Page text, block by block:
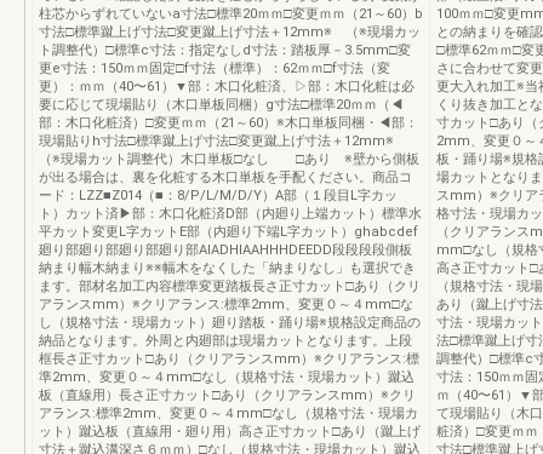
柱芯からずれていないa寸法□標準20ｍｍ□変更ｍｍ（21～60）b
寸法□標準蹴上げ寸法□変更蹴上げ寸法＋12mm※ （※現場カッ
ト調整代）□標準c寸法：指定なしd寸法：踏板厚－3.5mm□変
更e寸法：150ｍｍ固定□f寸法（標準）：62ｍｍ□f寸法（変
更）：ｍｍ（40〜61）▼部：木口化粧済、▷部：木口化粧は必
要に応じて現場貼り（木口単板同梱）g寸法□標準20ｍｍ（◀
部：木口化粧済）□変更ｍｍ（21～60）※木口単板同梱・◀部：
現場貼りh寸法□標準蹴上げ寸法□変更蹴上げ寸法＋12mm※
（※現場カット調整代）木口単板□なし □あり ※壁から側板
が出る場合は、裏を化粧する木口単板を手配ください。商品コ
ード：LZZ■Z014（■：8/P/L/M/D/Y）A部（１段目L字カッ
ト）カット済▶部：木口化粧済D部（内廻り上端カット）標準水
平カット変更L字カットE部（内廻り下端L字カット）ghabcdef
廻り部廻り部廻り部廻り部AIADHIAAHHHDEEDD段段段段側板
納まり幅木納まり※※幅木をなくした「納まりなし」も選択でき
ます。部材名加工内容標準変更踏板長さ正寸カット□あり（クリ
アランスmm）※クリアランス:標準2mm、変更０～４mm□な
し（規格寸法・現場カット）廻り踏板・踊り場※規格設定商品の
納品となります。外周と内廻部は現場カットとなります。上段
框長さ正寸カット□あり（クリアランスmm）※クリアランス:標
準2mm、変更０～４mm□なし（規格寸法・現場カット）蹴込
板（直線用）長さ正寸カット□あり（クリアランスmm）※クリ
アランス:標準2mm、変更０～４mm□なし（規格寸法・現場カ
ット）蹴込板（直線用・廻り用）高さ正寸カット□あり（蹴上げ
寸法＋蹴込溝深さ６ｍｍ）□なし（規格寸法・現場カット）蹴込
100ｍｍ□変更
との納まりを確
□標準62ｍｍ□変
さに合わせて変
更大入れ加工※当
くり抜き加工と
寸カット□あり
2mm、変更０～
板・踊り場※規格
場カットとなり
スmm）※クリア
格寸法・現場カ
（クリアランス
mm□なし（規格
高さ正寸カット□
（規格寸法・現
あり（蹴上げ寸
寸法・現場カッ
法□標準蹴上げ
調整代）□標準c
寸法：150ｍｍ
ｍ（40〜61）▼
て現場貼り（木
粧済）□変更ｍ
寸法□標準蹴上